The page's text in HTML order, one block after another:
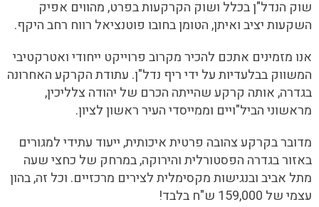
שוק הנדל"ן בכלל ושוק הקרקעות בפרט, מהווים אפיק
השקעות יציב ואיתן, הטומן בחובו פוטנציאל רווח רחב היקף.
אנו מזמינים אתכם להכיר מקרוב פרוייקט ייחודי ואטרקטיבי
המשווק בבלעדיות על ידי ריף נדל"ן. עתודת הקרקע האחרונה
בגדרה, אותה קרקע שהייתה הכרם של יהודה צלליכין,
מראשוני הביל"ויים וממייסדי העיר ראשון לציון.
מדובר בקרקע צהובה פרטית איכותית, ייעוד עתידי למגורים
באזור בגדרה הפסטורלית והירוקה, במרחק של כחצי שעה
מתל אביב ובנגישות מקסימלית לצירים מרכזיים. וכל זה, בהון
עצמי של 159,000 ש"ח בלבד!